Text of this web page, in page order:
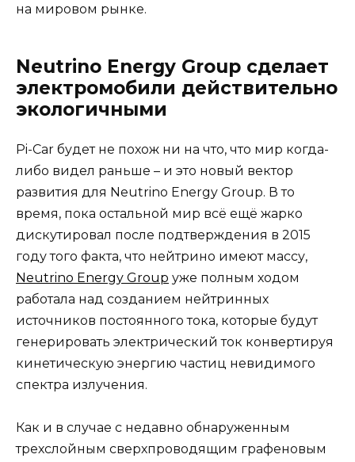
на мировом рынке.
Neutrino Energy Group сделает
электромобили действительно
экологичными
Pi-Car будет не похож ни на что, что мир когда-
либо видел раньше – и это новый вектор
развития для Neutrino Energy Group. В то
время, пока остальной мир всё ещё жарко
дискутировал после подтверждения в 2015
году того факта, что нейтрино имеют массу,
Neutrino Energy Group уже полным ходом
работала над созданием нейтринных
источников постоянного тока, которые будут
генерировать электрический ток конвертируя
кинетическую энергию частиц невидимого
спектра излучения.
Как и в случае с недавно обнаруженным
трехслойным сверхпроводящим графеновым